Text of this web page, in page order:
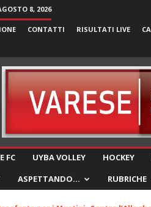
8, 2026
CONTATTI RISULTATI LIVE
FC UYBA VOLLEY HOCKEY
ASPETTANDO… RUBRICHE